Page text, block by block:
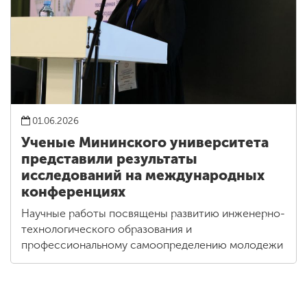
01.06.2026
Ученые Мининского университета
представили результаты
исследований на международных
конференциях
Научные работы посвящены развитию инженерно-
технологического образования и
профессиональному самоопределению молодежи